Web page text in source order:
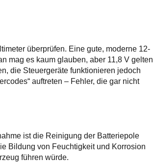
überprüfen. Eine gute, moderne 12-
mag es kaum glauben, aber 11,8 V gelten
die Steuergeräte funktionieren jedoch
auftreten – Fehler, die gar nicht
ist die Reinigung der Batteriepole
Bildung von Feuchtigkeit und Korrosion
führen würde.